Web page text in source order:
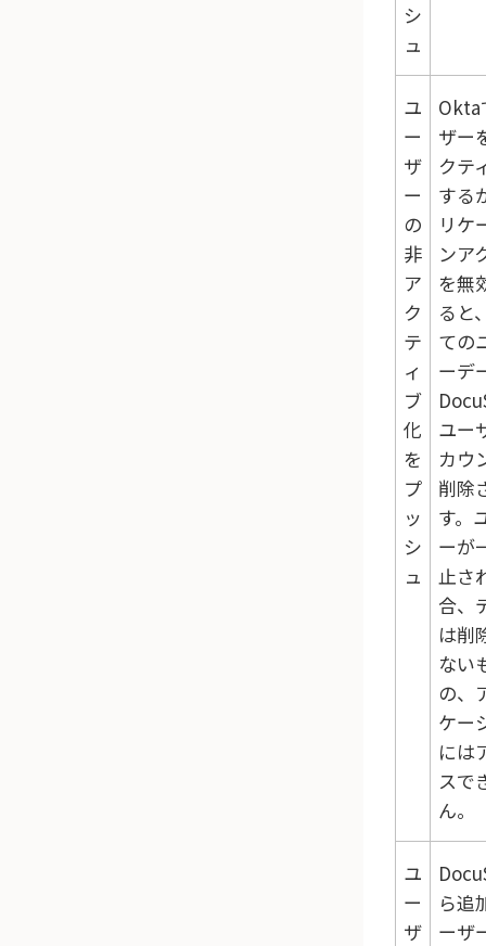
シ
ュ
ユ
ー
ザ
ー
の
非
ア
ク
テ
ィ
ブ
化
を
プ
ッ
シ
ュ
Okta
ザー
クテ
する
リケ
ンア
を無
ると
ての
ーデ
ユー
カウ
削除
す。
ーが
止さ
合、
は削
ない
の、
ケー
には
スで
ん。
ユ
ー
ザ
ら追
ーザ